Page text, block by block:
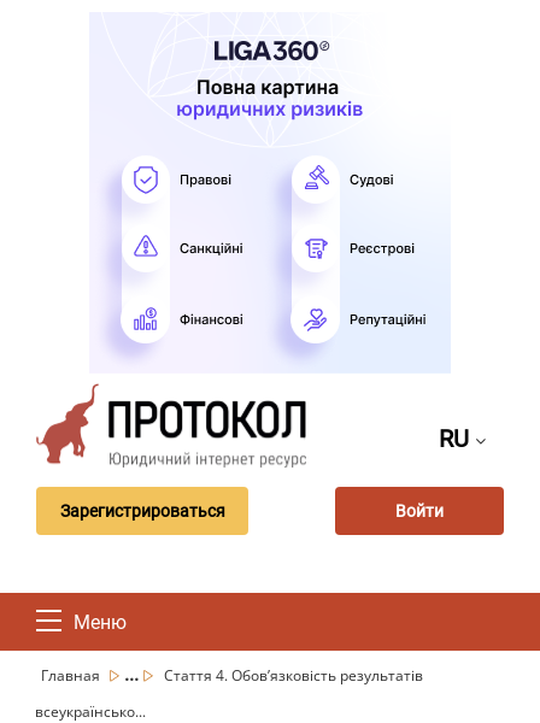
RU
Зарегистрироваться Войти
Меню
Главная ...
Стаття 4. Обов’язковість результатів
всеукраїнсько...